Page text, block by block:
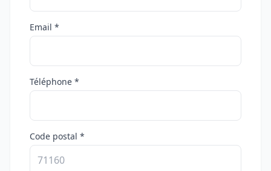
Email *
Téléphone *
Code postal *